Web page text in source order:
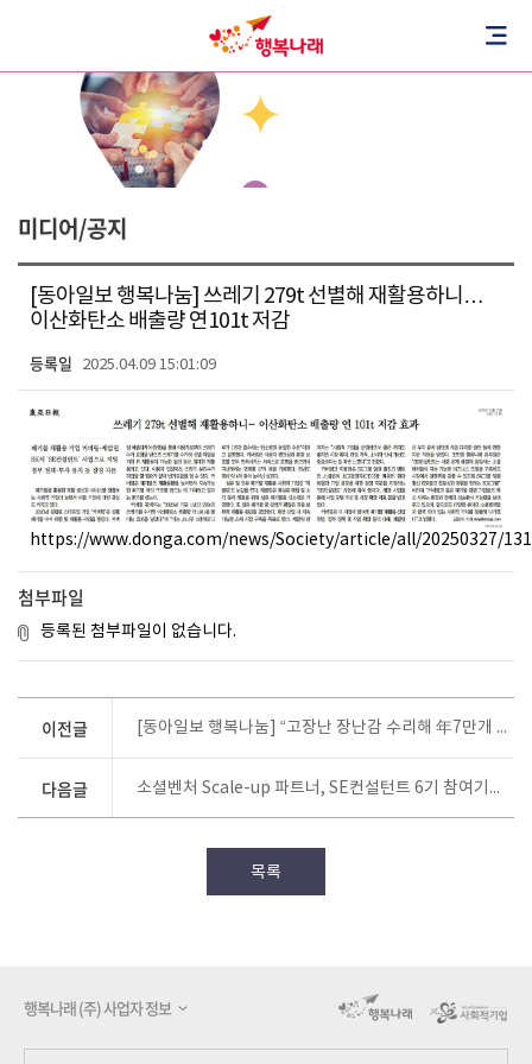
미디어/공지
[동아일보 행복나눔] 쓰레기 279t 선별해 재활용하니…
이산화탄소 배출량 연101t 저감
등록일 2025.04.09 15:01:09
https://www.donga.com/news/Society/article/all/20250327/
첨부파일
등록된 첨부파일이 없습니다.
이전글 [동아일보 행복나눔] “고장난 장난감 수리해 年7만개 기부… 폐기물에선 재생소재 추출”
다음글 소셜벤처 Scale-up 파트너, SE컨설턴트 6기 참여기업 모집 (~4.22(화))
목록
행복나래 (주) 사업자 정보